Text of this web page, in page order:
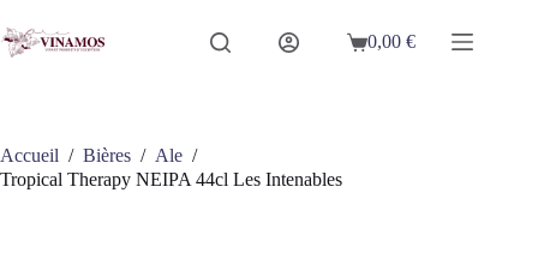
au
contenu
Panier
0,00€
Accueil / Bières / Ale /
Tropical Therapy NEIPA 44cl Les Intenables